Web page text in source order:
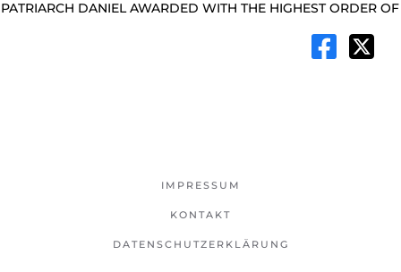
DANIEL AWARDED WITH THE HIGHEST ORDER OF
IMPRESSUM
KONTAKT
DATENSCHUTZERKLÄRUNG